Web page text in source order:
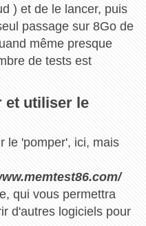
) et de le lancer, puis
passage sur 8Go de
même presque
de tests est
et utiliser le
le 'pomper', ici, mais
qui vous permettra
d'autres logiciels pour